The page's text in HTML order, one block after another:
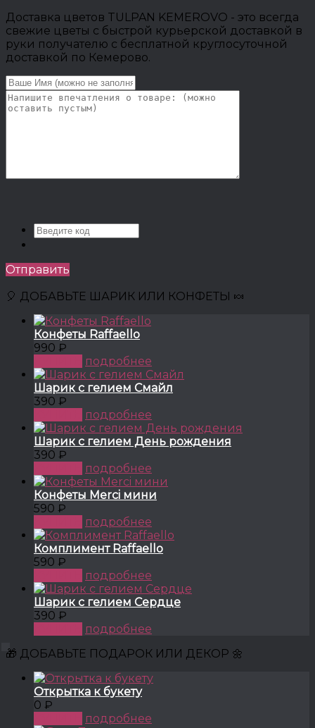
Доставка цветов TULPAN KEMEROVO - это всегда
свежие цветы с быстрой курьерской доставкой в
руки получателю с бесплатной круглосуточной
доставкой по Кемерово.
Отправить
🎈 ДОБАВЬТЕ ШАРИК ИЛИ КОНФЕТЫ 🍬
Конфеты Raffaello
990 ₽
подробнее
Шарик с гелием Смайл
390 ₽
подробнее
Шарик с гелием День рождения
390 ₽
подробнее
Конфеты Merci мини
590 ₽
подробнее
Комплимент Raffaello
590 ₽
подробнее
Шарик с гелием Сердце
390 ₽
подробнее
🎁 ДОБАВЬТЕ ПОДАРОК ИЛИ ДЕКОР 🌼
Открытка к букету
0 ₽
подробнее